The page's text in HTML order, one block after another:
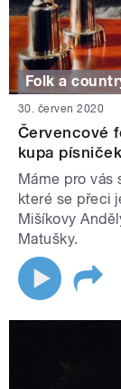
Folk a
30. červen 2020
Červencové
kupa písniček
Máme pro vás
které se přeci
Mišíkovy
Matušky.